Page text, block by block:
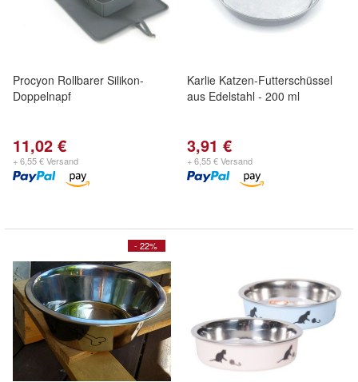
Procyon Rollbarer Silikon-
Doppelnapf
11,02 €
+ 6,55 € Versand
Karlie Katzen-Futterschüssel
aus Edelstahl - 200 ml
3,91 €
+ 6,55 € Versand
- 22%